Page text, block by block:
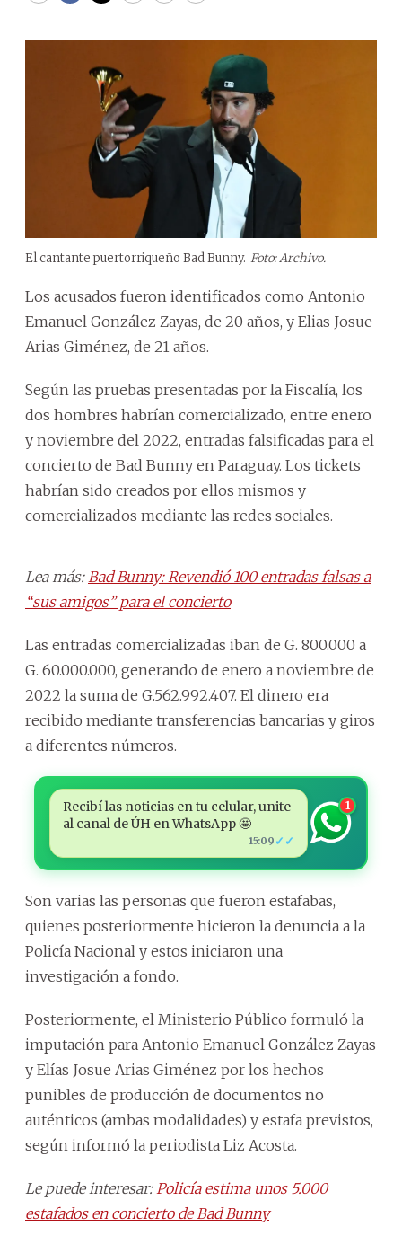
El cantante puertorriqueño Bad Bunny. Foto: Archivo.
Los acusados fueron identificados como Antonio
Emanuel González Zayas, de 20 años, y Elias Josue
Arias Giménez, de 21 años.
Según las pruebas presentadas por la Fiscalía, los
dos hombres habrían comercializado, entre enero
y noviembre del 2022, entradas falsificadas para el
concierto de Bad Bunny en Paraguay. Los tickets
habrían sido creados por ellos mismos y
comercializados mediante las redes sociales.
Lea más: Bad Bunny: Revendió 100 entradas falsas a
“sus amigos” para el concierto
Las entradas comercializadas iban de G. 800.000 a
G. 60.000.000, generando de enero a noviembre de
2022 la suma de G.562.992.407. El dinero era
recibido mediante transferencias bancarias y giros
a diferentes números.
Recibí las noticias en tu celular, unite
al canal de ÚH en WhatsApp 🤩
15:09 ✓✓
1
Son varias las personas que fueron estafabas,
quienes posteriormente hicieron la denuncia a la
Policía Nacional y estos iniciaron una
investigación a fondo.
Posteriormente, el Ministerio Público formuló la
imputación para Antonio Emanuel González Zayas
y Elías Josue Arias Giménez por los hechos
punibles de producción de documentos no
auténticos (ambas modalidades) y estafa previstos,
según informó la periodista Liz Acosta.
Le puede interesar: Policía estima unos 5.000
estafados en concierto de Bad Bunny